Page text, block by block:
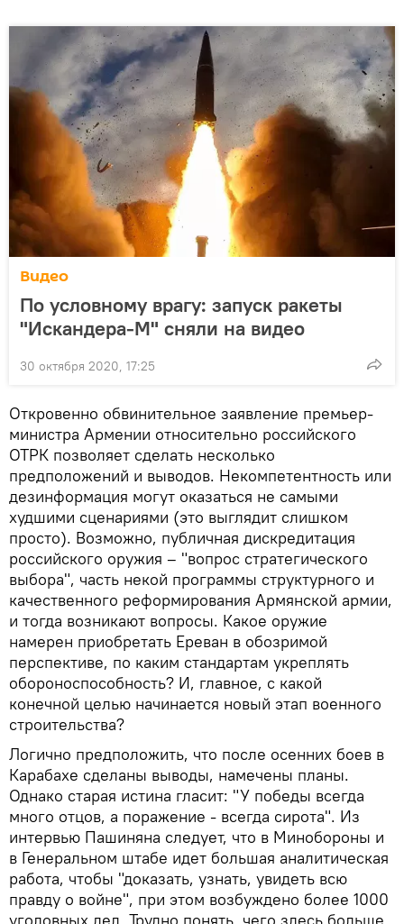
Видео
По условному врагу: запуск ракеты
"Искандера-М" сняли на видео
30 октября 2020, 17:25
Откровенно обвинительное заявление премьер-
министра Армении относительно российского
ОТРК позволяет сделать несколько
предположений и выводов. Некомпетентность или
дезинформация могут оказаться не самыми
худшими сценариями (это выглядит слишком
просто). Возможно, публичная дискредитация
российского оружия – "вопрос стратегического
выбора", часть некой программы структурного и
качественного реформирования Армянской армии,
и тогда возникают вопросы. Какое оружие
намерен приобретать Ереван в обозримой
перспективе, по каким стандартам укреплять
обороноспособность? И, главное, с какой
конечной целью начинается новый этап военного
строительства?
Логично предположить, что после осенних боев в
Карабахе сделаны выводы, намечены планы.
Однако старая истина гласит: "У победы всегда
много отцов, а поражение - всегда сирота". Из
интервью Пашиняна следует, что в Минобороны и
в Генеральном штабе идет большая аналитическая
работа, чтобы "доказать, узнать, увидеть всю
правду о войне", при этом возбуждено более 1000
уголовных дел. Трудно понять, чего здесь больше